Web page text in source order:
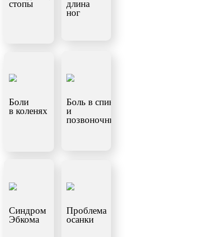
стопы
длина
ног
Боли
в коленях
Боль в спине
и
позвоночнике
Синдром
Эбкома
Проблема
осанки